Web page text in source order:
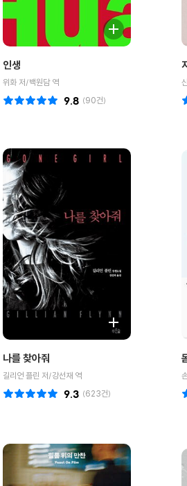
인생
위화 저/백원담 역
(90건)
9.8
나를 찾아줘
길리언 플린 저/강선재 역
(623건)
9.3